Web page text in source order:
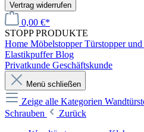
Vertrag widerrufen
0,00 €*
STOPP PRODUKTE
Home Möbelstopper Türstopper und
Elastikpuffer Blog
Privatkunde Geschäftskunde
Menü schließen
Zeige alle Kategorien
Schrauben
Zurück